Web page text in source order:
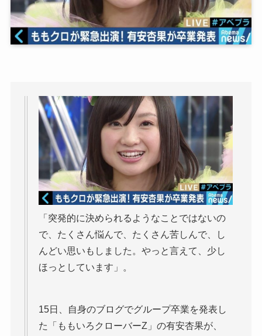
「突発的に決められるようなことではないの
で、たくさん悩んで、たくさん苦しんで、し
んどい思いもしました。やっと言えて、少し
ほっとしています」。
15日、自身のブログでグループ卒業を発表し
た「ももいろクローバーZ」の有安杏果が、